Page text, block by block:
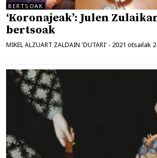
BERTSOAK
‘Koronajeak’: Julen
bertsoak
MIKEL ALZUART ZALDAIN 'DUTARI' - 2021 otsailak